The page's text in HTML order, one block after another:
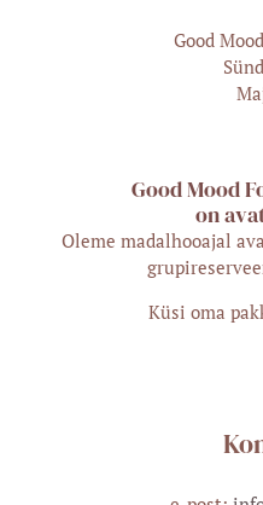
Good
Good Mood
on
Oleme madalhooajal
Küsi oma